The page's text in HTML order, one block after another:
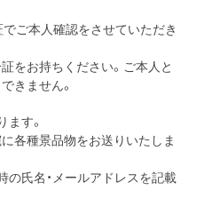
ご本人確認をさせていただき
をお持ちください。ご本人と
きません。
す。
各種景品物をお送りいたしま
氏名・メールアドレスを記載